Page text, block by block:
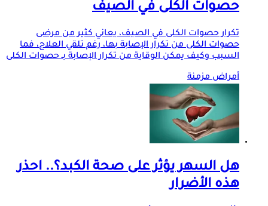
حصوات الكلى في الصيف
تكرار حصوات الكلى في الصيف، يعاني كثير من مرضى
حصوات الكلى من تكرار الإصابة بها، رغم تلقي العلاج، فما
السبب وكيف يمكن الوقاية من تكرار الإصابة بـ حصوات الكلى
أمراض مزمنة
هل السهر يؤثر على صحة الكبد؟.. احذر
هذه الأضرار